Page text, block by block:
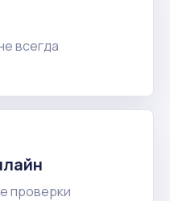
всегда
проверки